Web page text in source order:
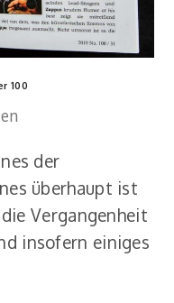
100
der
überhaupt ist
Vergangenheit
insofern einiges